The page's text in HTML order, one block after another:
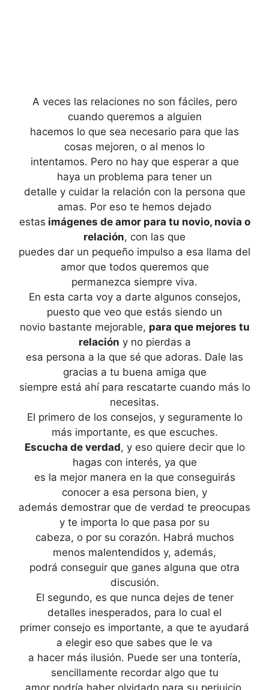
A veces las relaciones no son fáciles, pero
cuando queremos a alguien
hacemos lo que sea necesario para que las
cosas mejoren, o al menos lo
intentamos. Pero no hay que esperar a que
haya un problema para tener un
detalle y cuidar la relación con la persona que
amas. Por eso te hemos dejado
estas imágenes de amor para tu novio, novia o
relación, con las que
puedes dar un pequeño impulso a esa llama del
amor que todos queremos que
permanezca siempre viva.
En esta carta voy a darte algunos consejos,
puesto que veo que estás siendo un
novio bastante mejorable, para que mejores tu
relación y no pierdas a
esa persona a la que sé que adoras. Dale las
gracias a tu buena amiga que
siempre está ahí para rescatarte cuando más lo
necesitas.
El primero de los consejos, y seguramente lo
más importante, es que escuches.
Escucha de verdad, y eso quiere decir que lo
hagas con interés, ya que
es la mejor manera en la que conseguirás
conocer a esa persona bien, y
además demostrar que de verdad te preocupas
y te importa lo que pasa por su
cabeza, o por su corazón. Habrá muchos
menos malentendidos y, además,
podrá conseguir que ganes alguna que otra
discusión.
El segundo, es que nunca dejes de tener
detalles inesperados, para lo cual el
primer consejo es importante, a que te ayudará
a elegir eso que sabes que le va
a hacer más ilusión. Puede ser una tontería,
sencillamente recordar algo que tu
amor podría haber olvidado para su perjuicio,